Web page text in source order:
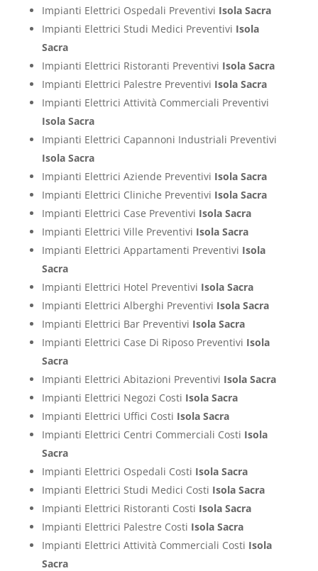
Impianti Elettrici Ospedali Preventivi Isola Sacra
Impianti Elettrici Studi Medici Preventivi Isola
Sacra
Impianti Elettrici Ristoranti Preventivi Isola Sacra
Impianti Elettrici Palestre Preventivi Isola Sacra
Impianti Elettrici Attività Commerciali Preventivi
Isola Sacra
Impianti Elettrici Capannoni Industriali Preventivi
Isola Sacra
Impianti Elettrici Aziende Preventivi Isola Sacra
Impianti Elettrici Cliniche Preventivi Isola Sacra
Impianti Elettrici Case Preventivi Isola Sacra
Impianti Elettrici Ville Preventivi Isola Sacra
Impianti Elettrici Appartamenti Preventivi Isola
Sacra
Impianti Elettrici Hotel Preventivi Isola Sacra
Impianti Elettrici Alberghi Preventivi Isola Sacra
Impianti Elettrici Bar Preventivi Isola Sacra
Impianti Elettrici Case Di Riposo Preventivi Isola
Sacra
Impianti Elettrici Abitazioni Preventivi Isola Sacra
Impianti Elettrici Negozi Costi Isola Sacra
Impianti Elettrici Uffici Costi Isola Sacra
Impianti Elettrici Centri Commerciali Costi Isola
Sacra
Impianti Elettrici Ospedali Costi Isola Sacra
Impianti Elettrici Studi Medici Costi Isola Sacra
Impianti Elettrici Ristoranti Costi Isola Sacra
Impianti Elettrici Palestre Costi Isola Sacra
Impianti Elettrici Attività Commerciali Costi Isola
Sacra